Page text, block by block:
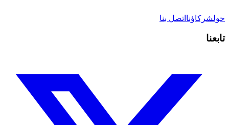
حولشركاؤنا اتصل بنا
تابعنا